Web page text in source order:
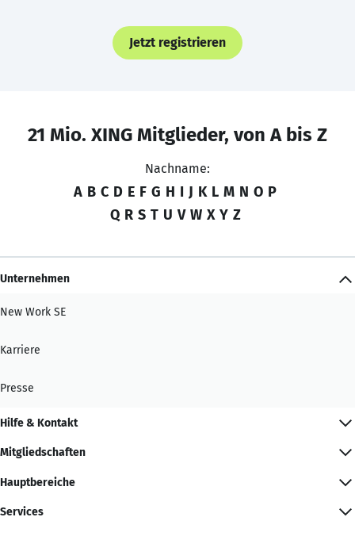
Jetzt registrieren
21 Mio. XING Mitglieder, von A bis Z
Nachname:
A B C D E F G H I J K L M N O P
Q R S T U V W X Y Z
Unternehmen
New Work SE
Karriere
Presse
Hilfe & Kontakt
Mitgliedschaften
Hauptbereiche
Services